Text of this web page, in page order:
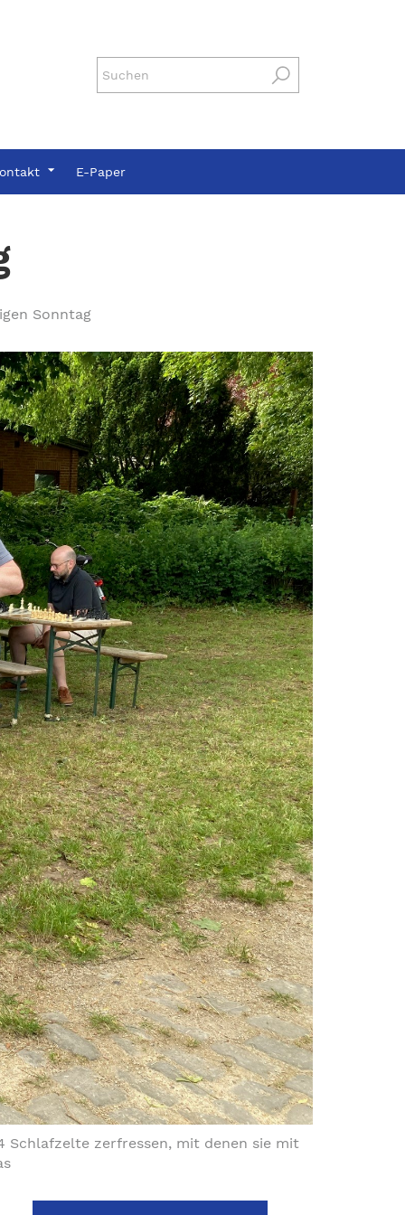
E-Paper
Sonntag
Schlafzelte zerfressen, mit denen sie mit